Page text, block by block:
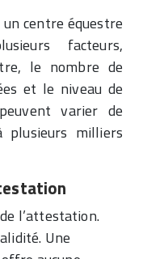
un centre équestre
facteurs,
le nombre de
et le niveau de
varier de
plusieurs milliers
l’attestation.
Une